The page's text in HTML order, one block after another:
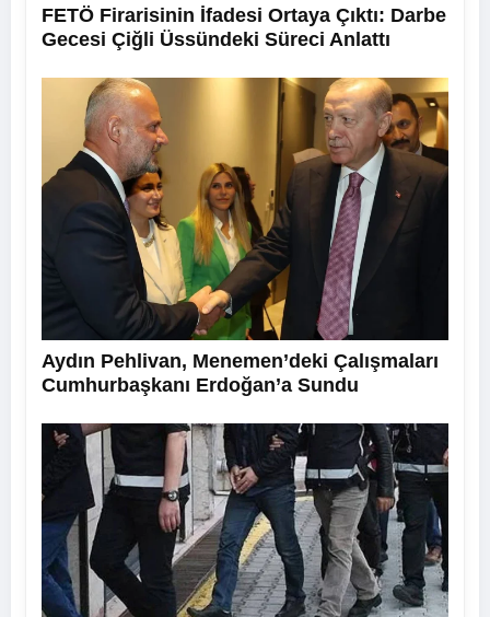
FETÖ Firarisinin İfadesi Ortaya Çıktı: Darbe
Gecesi Çiğli Üssündeki Süreci Anlattı
Aydın Pehlivan, Menemen’deki Çalışmaları
Cumhurbaşkanı Erdoğan’a Sundu